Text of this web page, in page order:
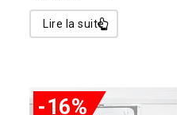
Lire la suite
-16%